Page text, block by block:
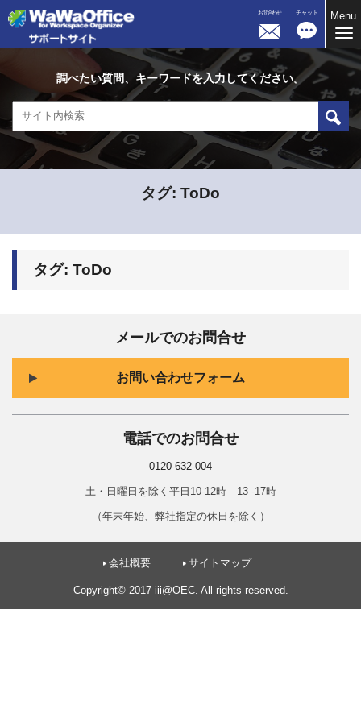
お問合わせ チャット
Menu
調べたい質問、キーワードを入力してください。
タグ: ToDo
タグ: ToDo
メールでのお問合せ
お問い合わせフォーム
電話でのお問合せ
0120-632-004
土・日曜日を除く平日10-12時 13 -17時
（年末年始、弊社指定の休日を除く）
会社概要 サイトマップ
Copyright© 2017 iii@OEC. All rights reserved.